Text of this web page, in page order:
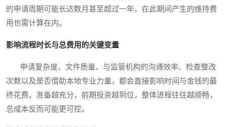
的申请周期可能长达数月甚至超过一年，在此期间产生的维持费
用也需计算在内。
影响流程时长与总费用的关键变量
申请复杂度、文件质量、与监管机构的沟通效率、检查整改
次数以及是否借助本地专业力量，都会直接影响时间与金钱的最
终花费。准备越充分，前期投资越到位，整体进程往往越顺畅，
总成本反而可能更可控。